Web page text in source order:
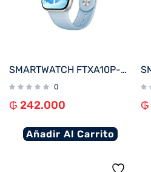
SMARTWATCH FTXA10P-SVLB 48MM PLATA/AZUL CLARO ANDROID/IOS/BT/FREC. CARD
0
₲ 242.000
Añadir Al Carrito
₲